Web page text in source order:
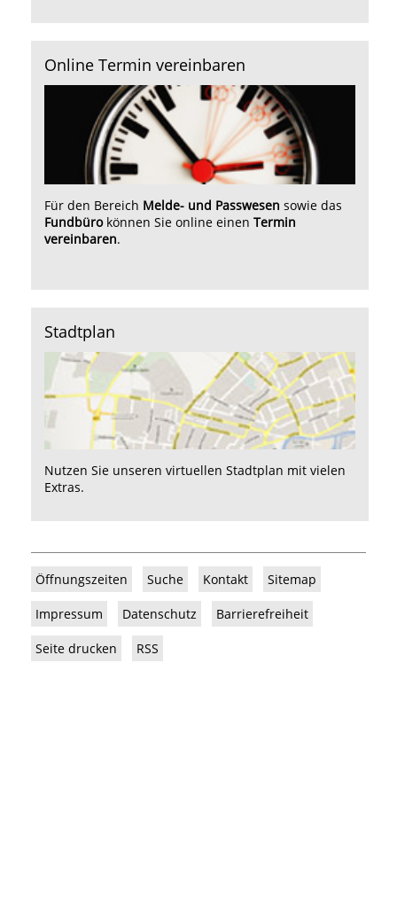
Online Termin vereinbaren
Für den Bereich Melde- und Passwesen sowie das
Fundbürokönnen Sie online einen Termin
vereinbaren.
Stadtplan
Nutzen Sie unseren virtuellen Stadtplan mit vielen
Extras.
Öffnungszeiten Suche Kontakt Sitemap
Impressum Datenschutz Barrierefreiheit
Seite drucken RSS